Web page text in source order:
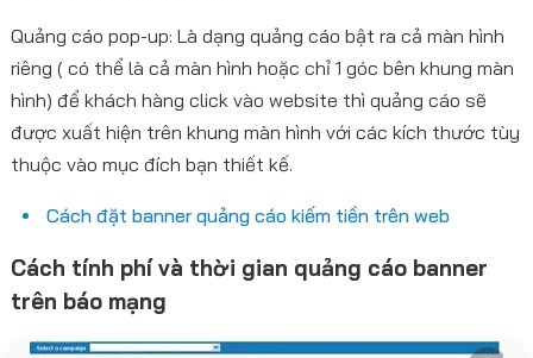
Quảng cáo pop-up: Là dạng quảng cáo bật ra cả màn hình
riêng ( có thể là cả màn hình hoặc chỉ 1 góc bên khung màn
hình) để khách hàng click vào website thì quảng cáo sẽ
được xuất hiện trên khung màn hình với các kích thước tùy
thuộc vào mục đích bạn thiết kế.
Cách đặt banner quảng cáo kiếm tiền trên web
Cách tính phí và thời gian quảng cáo banner
trên báo mạng